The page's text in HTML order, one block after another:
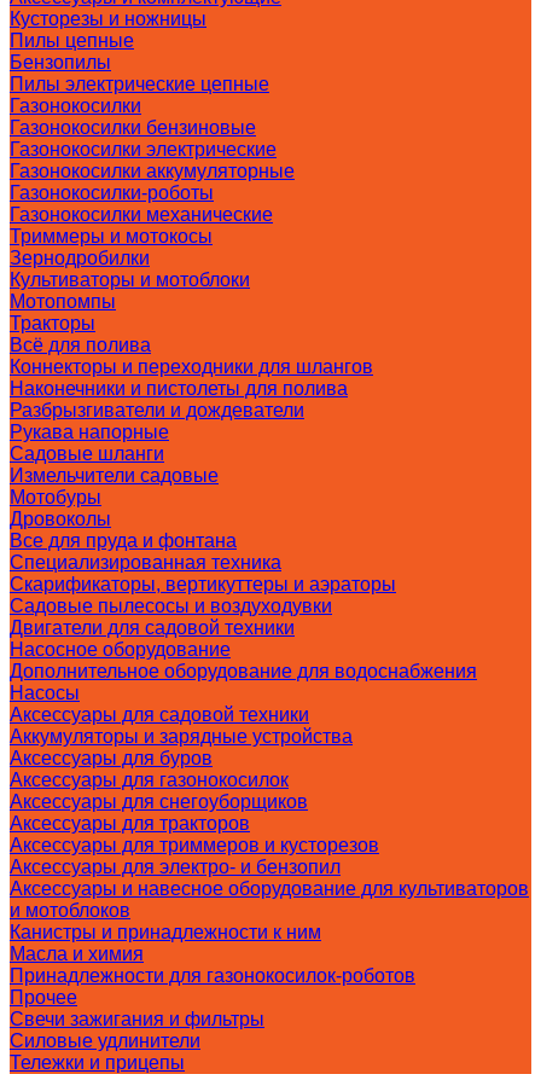
Кусторезы и ножницы
Пилы цепные
Бензопилы
Пилы электрические цепные
Газонокосилки
Газонокосилки бензиновые
Газонокосилки электрические
Газонокосилки аккумуляторные
Газонокосилки-роботы
Газонокосилки механические
Триммеры и мотокосы
Зернодробилки
Культиваторы и мотоблоки
Мотопомпы
Тракторы
Всё для полива
Коннекторы и переходники для шлангов
Наконечники и пистолеты для полива
Разбрызгиватели и дождеватели
Рукава напорные
Садовые шланги
Измельчители садовые
Мотобуры
Дровоколы
Все для пруда и фонтана
Специализированная техника
Скарификаторы, вертикуттеры и аэраторы
Садовые пылесосы и воздуходувки
Двигатели для садовой техники
Насосное оборудование
Дополнительное оборудование для водоснабжения
Насосы
Аксессуары для садовой техники
Аккумуляторы и зарядные устройства
Аксессуары для буров
Аксессуары для газонокосилок
Аксессуары для снегоуборщиков
Аксессуары для тракторов
Аксессуары для триммеров и кусторезов
Аксессуары для электро- и бензопил
Аксессуары и навесное оборудование для культиваторов
и мотоблоков
Канистры и принадлежности к ним
Масла и химия
Принадлежности для газонокосилок-роботов
Прочее
Свечи зажигания и фильтры
Силовые удлинители
Тележки и прицепы